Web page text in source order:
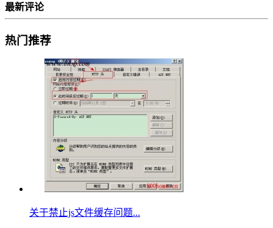
最新评论
热门推荐
关于禁止js文件缓存问题...